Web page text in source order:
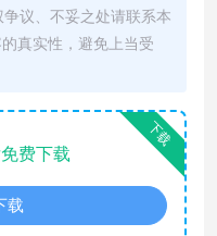
议、不妥之处请联系本
真实性，避免上当受
下载
费下载
载